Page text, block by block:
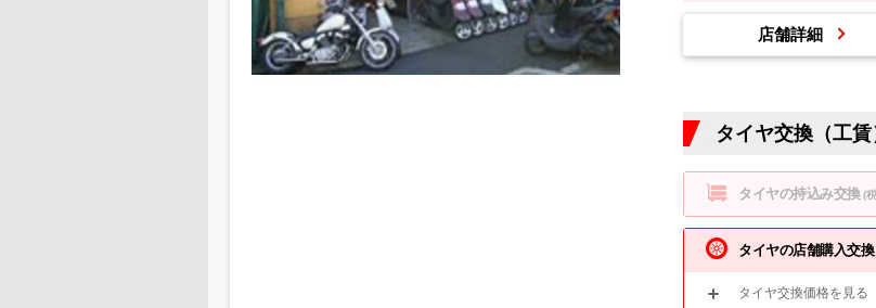
店舗詳細
タイヤ交換（工賃
タイヤの持込み交換(
タイヤの店舗購入交換
タイヤ交換価格を見る